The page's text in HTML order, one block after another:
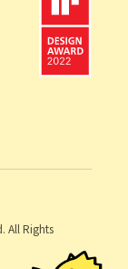
All Rights